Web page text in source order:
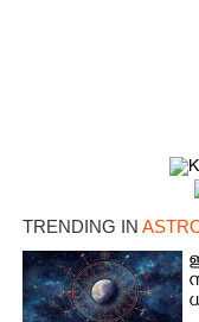
TRENDING IN